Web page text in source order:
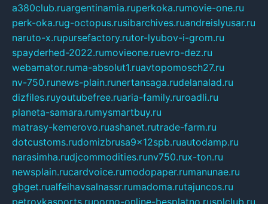
a380club.ruargentinamia.ruperkoka.rumovie-one.ru
perk-oka.rug-octopus.rusibarchives.ruandreislyusar.ru
naruto-x.rupursefactory.rutor-lyubov-i-grom.ru
spayderhed-2022.rumovieone.ruevro-dez.ru
webamator.ruma-absolut1.ruavtopomosch27.ru
nv-750.runews-plain.runertansaga.rudelanalad.ru
dizfiles.ruyoutubefree.ruaria-family.ruroadli.ru
planeta-samara.rumysmartbuy.ru
matrasy-kemerovo.ruashanet.rutrade-farm.ru
dotcustoms.rudomizbrusa9x12spb.ruautodamp.ru
narasimha.rudjcommodities.runv750.rux-ton.ru
newsplain.rucardvoice.rumodopaper.rumanunae.ru
gbget.rualfeihavsalnassr.rumadoma.rutajuncos.ru
petrovkasports.ruporno-online-besplatno.rusplclub.ru